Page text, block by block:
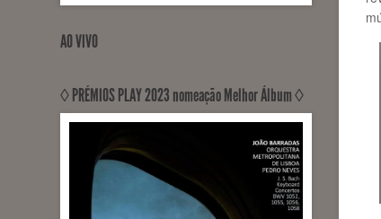
AO VIVO
◊ PRÉMIOS PLAY 2023 nomeação Melhor Álbum ◊